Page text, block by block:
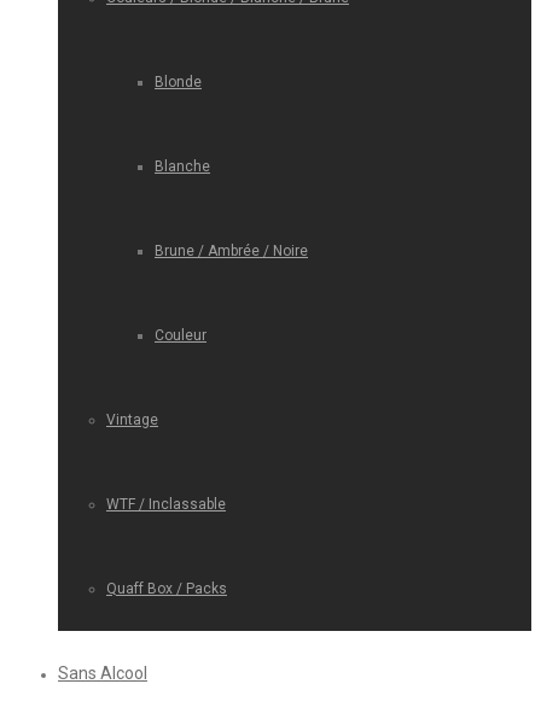
Blonde
Blanche
Brune / Ambrée / Noire
Couleur
Vintage
WTF / Inclassable
Quaff Box / Packs
Sans Alcool